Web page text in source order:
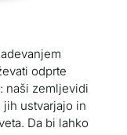
odprte
naši zemljevidi
jih ustvarjajo in
Da bi lahko